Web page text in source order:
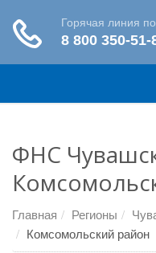
ФНС
Главная Регионы
Комсомольский район